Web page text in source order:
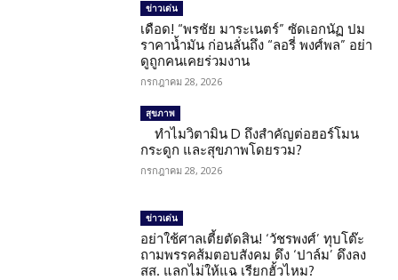
ข่าวเด่น
เดือด! “พรชัย มาระเนตร์” ซัดเอกนัฏ ปม
ราคาน้ำมัน ก่อนลั่นถึง “ลอรี่ พงศ์พล” อย่า
ดูถูกคนเคยร่วมงาน
กรกฎาคม 28, 2026
สุขภาพ
ทำไมวิตามิน D ถึงสำคัญต่อฮอร์โมน
กระดูก และสุขภาพโดยรวม?
กรกฎาคม 28, 2026
ข่าวเด่น
อย่าใช้ศาลเตี้ยตัดสิน! ‘วัชรพงศ์’ ทุบโต๊ะ
ถามพรรคส้มตอบสังคม ดึง ‘ปาล์ม’ ดึงลง
สส. แลกไม่ให้แฉ เรียกฮั้วไหม?